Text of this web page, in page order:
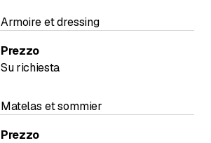
Armoire et dressing
Matelas et sommier
Prezzo
Su richiesta
Prezzo